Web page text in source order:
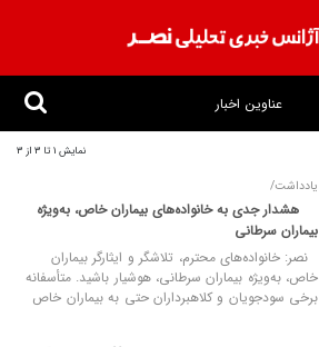
عناوین اخبار
نمایش 1 تا 3 از 3
یادداشت/
هشدار جدی به خانواده‌های بیماران خاص، به‌ویژه
بیماران سرطانی
نصر: خانواده‌های محترم، تلاشگر و ایثارگر بیماران
خاص، به‌ویژه بیماران سرطانی، هوشیار باشید. متأسفانه
برخی سودجویان و کلاهبرداران حتی به بیماران خاص